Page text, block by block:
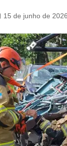
15 de junho de 2026